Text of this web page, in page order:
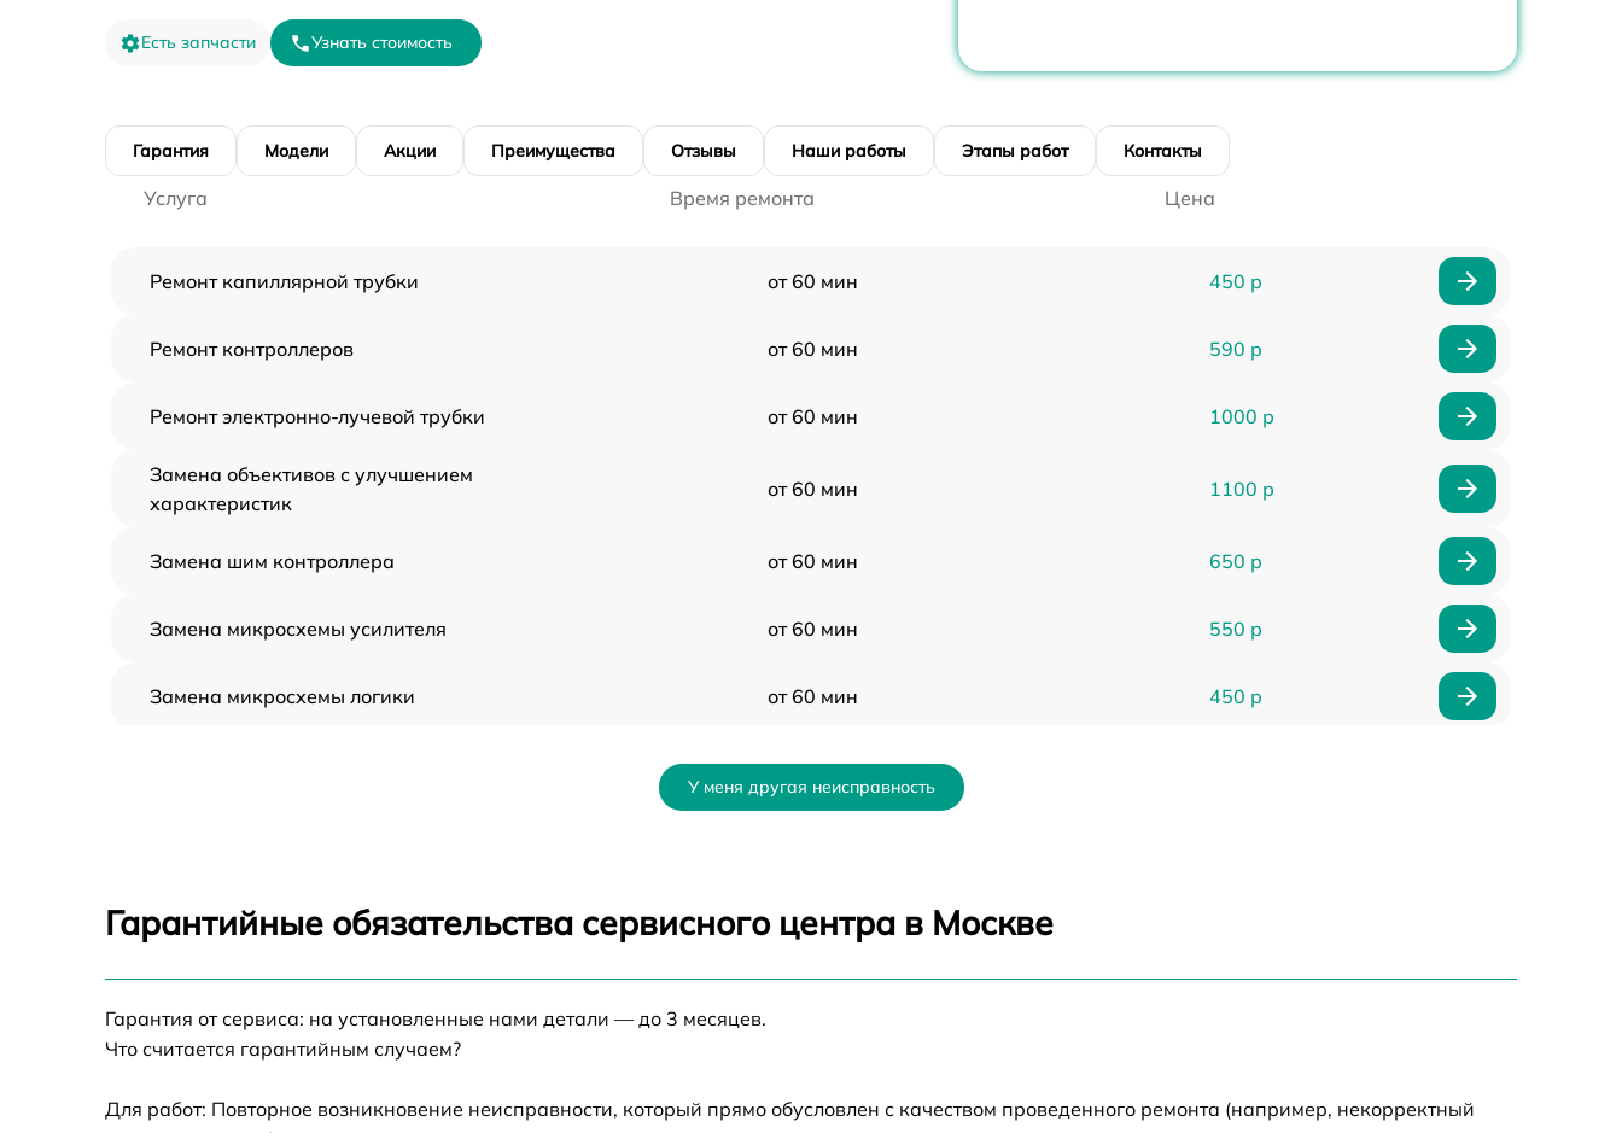
Есть запчасти Узнать стоимость
Гарантия Модели Акции Преимущества Отзывы Наши работы Этапы работ Контакты
Услуга Время ремонта Цена
Ремонт капиллярной трубки от 60 мин 450 р
Ремонт контроллеров от 60 мин 590 р
Ремонт электронно-лучевой трубки от 60 мин 1000 р
Замена объективов с улучшением
характеристик
от 60 мин 1100 р
Замена шим контроллера от 60 мин 650 р
Замена микросхемы усилителя от 60 мин 550 р
Замена микросхемы логики от 60 мин 450 р
от 60 мин
Калибровка и настройка тепловизора
Ремонт датчика синхроимпульсов от 60 мин 1550 р
Ремонт оптики
Восстановление питания от 60 мин 650 р
У меня другая неисправность
Гарантийные обязательства сервисного центра в Москве
Гарантия от сервиса: на установленные нами детали — до 3 месяцев.
Что считается гарантийным случаем?
Для работ: Повторное возникновение неисправности, который прямо обусловлен с качеством проведенного ремонта (например, некорректный